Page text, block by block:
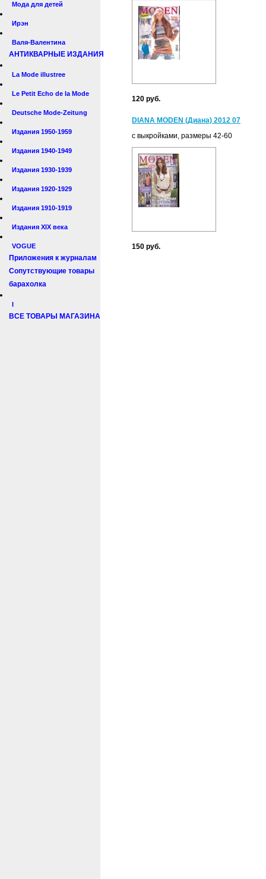
Мода для детей
Ирэн
Валя-Валентина
АНТИКВАРНЫЕ ИЗДАНИЯ
La Mode illustree
Le Petit Echo de la Mode
Deutsche Mode-Zeitung
Издания 1950-1959
Издания 1940-1949
Издания 1930-1939
Издания 1920-1929
Издания 1910-1919
Издания XIX века
VOGUE
Приложения к журналам
Сопутствующие товары
барахолка
I
ВСЕ ТОВАРЫ МАГАЗИНА
120 руб.
DIANA MODEN (Диана) 2012 07
с выкройками, размеры 42-60
150 руб.